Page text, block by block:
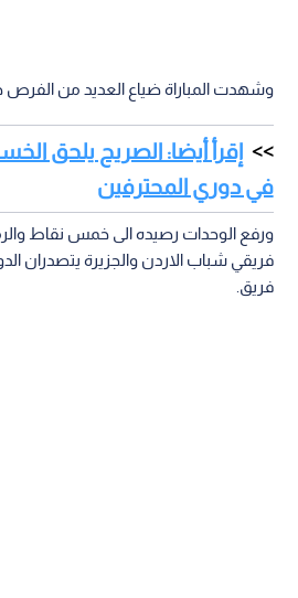
وشهدت المباراة ضياع العديد من
إقرأ أيضا: الصريح يلحق
في دوري المحترفين
ورفع الوحدات رصيده الى خمس نقاط
فريقي شباب الاردن والجزيرة يتصدران
فريق.